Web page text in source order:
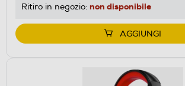
Ritiro in negozio: non disponibile
AGGIUNGI